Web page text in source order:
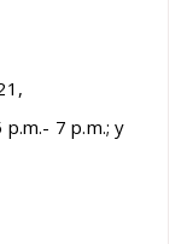
7 p.m.; y